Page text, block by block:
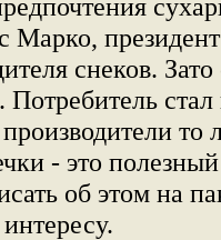
Марко,
снеков.
стал
- это
об этом на